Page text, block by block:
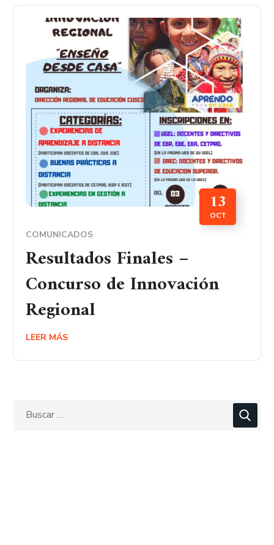
13
OCT
COMUNICADOS
Resultados Finales –
Concurso de Innovación
Regional
LEER MÁS